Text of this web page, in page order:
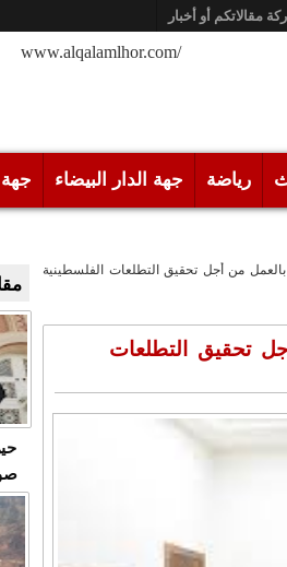
مقالاتكم أو أخبار
/www.alqalamlhor.com
رياضة جهة الدار البيضاء
بالعمل من أجل تحقيق التطلعات الفلسطينية
تحقيق التطلعات
في